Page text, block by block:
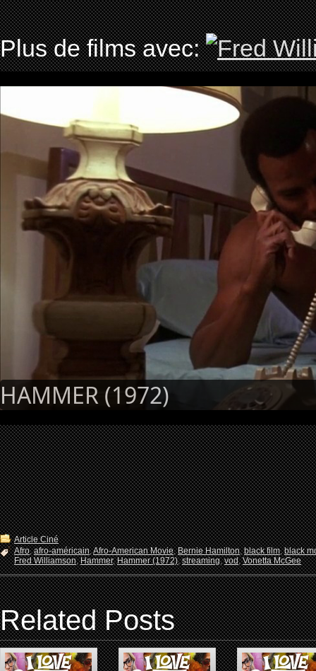
Plus de films avec:
HAMMER (1972)
Article Ciné
Afro,afro-américain,Afro-American Movie,Bernie Hamilton,black film,black
Fred Williamson,Hammer,Hammer (1972),streaming,vod,Vonetta McGee
Related Posts